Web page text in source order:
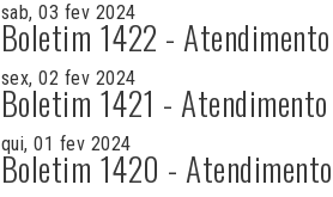
sab, 03 fev 2024
Boletim 1422 -
sex, 02 fev 2024
Boletim 1421 -
qui, 01 fev 2024
Boletim 1420 -